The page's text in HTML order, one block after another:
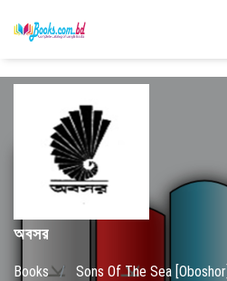
অবসর
Books / Sons Of The Sea [Oboshor]